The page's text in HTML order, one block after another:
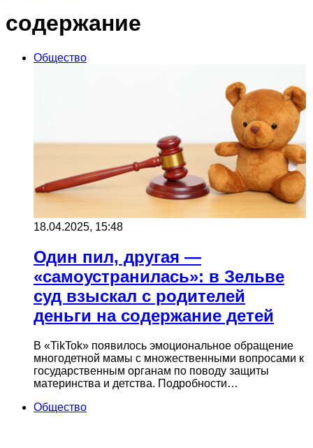
содержание
Общество
18.04.2025, 15:48
Один пил, другая —
«самоустранилась»: в Зельве
суд взыскал с родителей
деньги на содержание детей
В «TikTok» появилось эмоциональное обращение
многодетной мамы с множественными вопросами к
государственным органам по поводу защиты
материнства и детства. Подробности…
Общество